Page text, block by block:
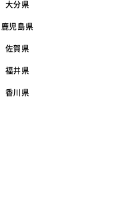
大分県
鹿児島県
佐賀県
福井県
香川県